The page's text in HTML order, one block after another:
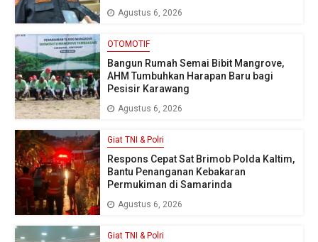
Agustus 6, 2026
OTOMOTIF
Bangun Rumah Semai Bibit Mangrove,
AHM Tumbuhkan Harapan Baru bagi
Pesisir Karawang
Agustus 6, 2026
Giat TNI & Polri
Respons Cepat Sat Brimob Polda Kaltim,
Bantu Penanganan Kebakaran
Permukiman di Samarinda
Agustus 6, 2026
Giat TNI & Polri